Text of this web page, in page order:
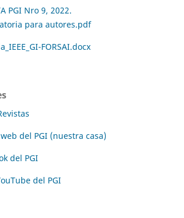
PGI Nro 9, 2022.
para autores.pdf
FORSAI.docx
del PGI (nuestra casa)
del PGI
del PGI